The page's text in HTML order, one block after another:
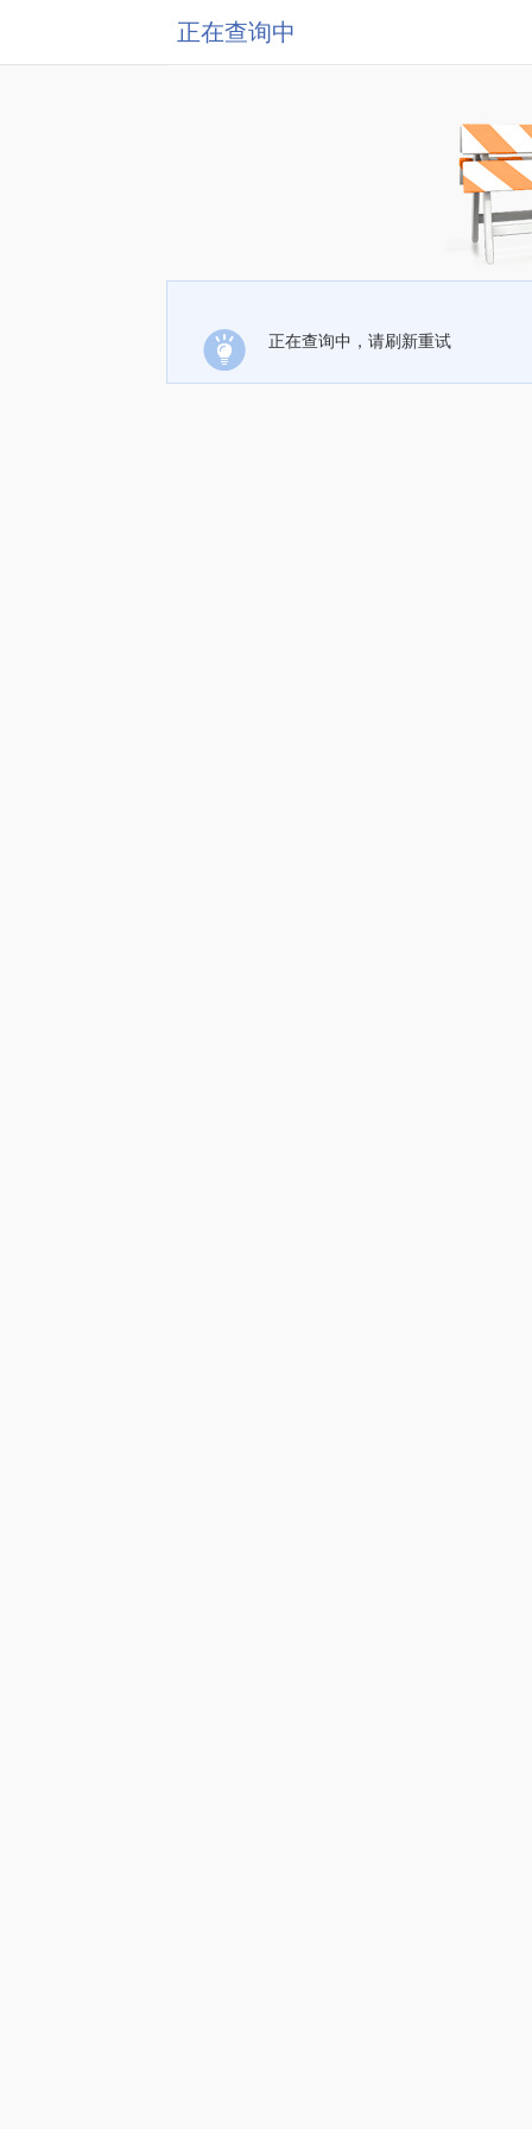
正在查询中
正在查询中，请刷新重试